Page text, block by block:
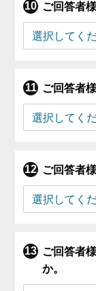
ご回答者
ご回答者
ご回答者
ご回答者
か。